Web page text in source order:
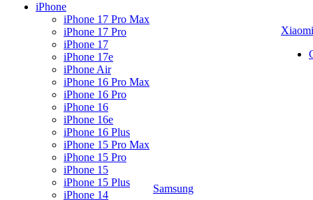
iPhone
iPhone 17 Pro Max
iPhone 17 Pro
iPhone 17
iPhone 17e
iPhone Air
iPhone 16 Pro Max
iPhone 16 Pro
iPhone 16
iPhone 16e
iPhone 16 Plus
iPhone 15 Pro Max
iPhone 15 Pro
iPhone 15
iPhone 15 Plus
iPhone 14
Samsung
Xiaomi